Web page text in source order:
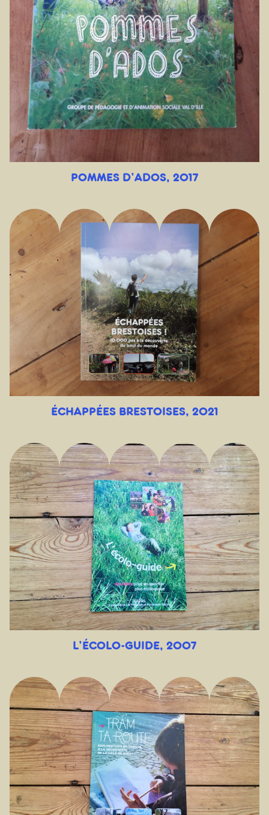
POMMES D’ADOS, 2017
ÉCHAPPÉES BRESTOISES, 2021
L’ÉCOLO-GUIDE, 2007